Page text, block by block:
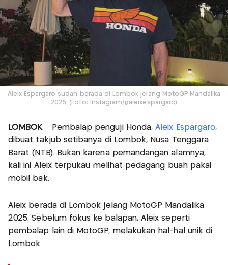
Aleix Espargaro sudah berada di Lombok jelang MotoGP Mandalika
2025. (Foto: Instagram/@aleixespargaro)
LOMBOK– Pembalap penguji Honda,Aleix Espargaro,
dibuat takjub setibanya di Lombok, Nusa Tenggara
Barat (NTB). Bukan karena pemandangan alamnya,
kali ini Aleix terpukau melihat pedagang buah pakai
mobil bak.
Aleix berada di Lombok jelang MotoGP Mandalika
2025. Sebelum fokus ke balapan, Aleix seperti
pembalap lain di MotoGP, melakukan hal-hal unik di
Lombok.